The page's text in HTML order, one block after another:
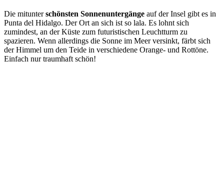
Die mitunterschönsten Sonnenuntergänge auf der Insel gibt es in
Punta del Hidalgo. Der Ort an sich ist so lala. Es lohnt sich
zumindest, an der Küste zum futuristischen Leuchtturm zu
spazieren. Wenn allerdings die Sonne im Meer versinkt, färbt sich
der Himmel um den Teide in verschiedene Orange- und Rottöne.
Einfach nur traumhaft schön!